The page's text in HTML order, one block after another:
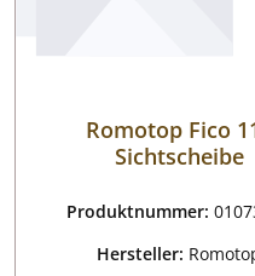
Romotop Fico
Sichtscheibe
Produktnummer:
Hersteller: